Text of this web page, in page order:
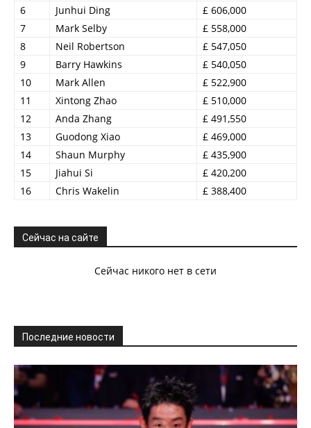
6
Junhui Ding
£ 606,000
7
Mark Selby
£ 558,000
8
Neil Robertson
£ 547,050
9
Barry Hawkins
£ 540,050
10
Mark Allen
£ 522,900
11
Xintong Zhao
£ 510,000
12
Anda Zhang
£ 491,550
13
Guodong Xiao
£ 469,000
14
Shaun Murphy
£ 435,900
15
Jiahui Si
£ 420,200
16
Chris Wakelin £ 388,400
Сейчас на сайте
Сейчас никого нет в сети
Последние новости